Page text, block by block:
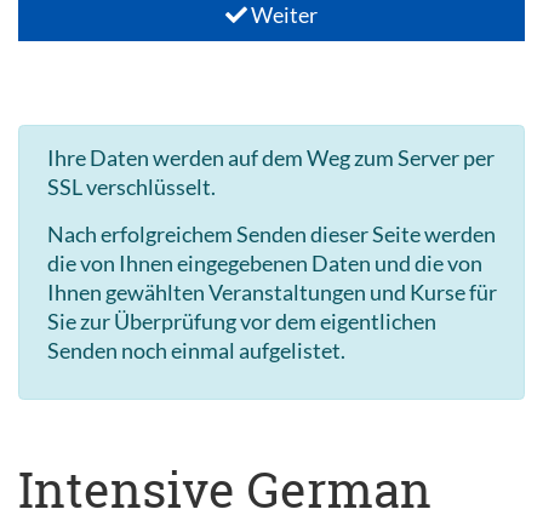
Weiter
Ihre Daten werden auf dem Weg zum Server per
SSL verschlüsselt.
Nach erfolgreichem Senden dieser Seite werden
die von Ihnen eingegebenen Daten und die von
Ihnen gewählten Veranstaltungen und Kurse für
Sie zur Überprüfung vor dem eigentlichen
Senden noch einmal aufgelistet.
Intensive German